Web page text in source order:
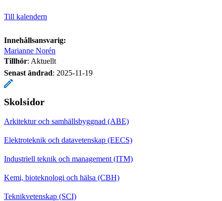
Till kalendern
Innehållsansvarig:
Marianne Norén
Tillhör: Aktuellt
Senast ändrad: 2025-11-19
Skolsidor
Arkitektur och samhällsbyggnad (ABE)
Elektroteknik och datavetenskap (EECS)
Industriell teknik och management (ITM)
Kemi, bioteknologi och hälsa (CBH)
Teknikvetenskap (SCI)